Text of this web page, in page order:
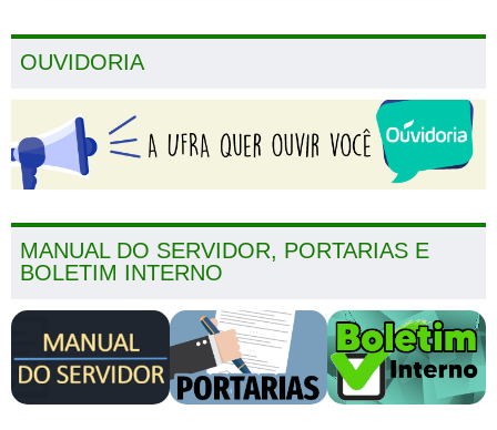
OUVIDORIA
MANUAL DO SERVIDOR, PORTARIAS E
BOLETIM INTERNO